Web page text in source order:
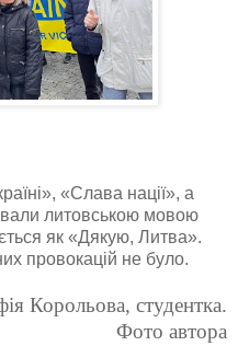
«Слава нації», а
литовською мовою
як «Дякую, Литва».
провокацій не було.
Корольова, студентка.
Фото автора